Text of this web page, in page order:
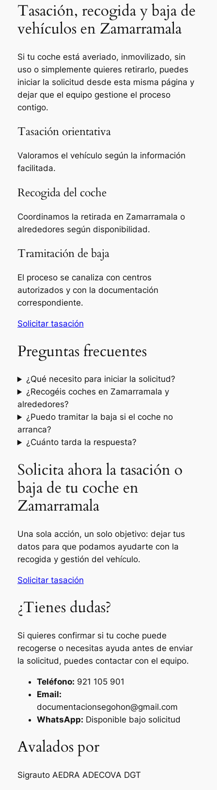
Tasación, recogida y baja de
vehículos en Zamarramala
Si tu coche está averiado, inmovilizado, sin
uso o simplemente quieres retirarlo, puedes
iniciar la solicitud desde esta misma página y
dejar que el equipo gestione el proceso
contigo.
Tasación orientativa
Valoramos el vehículo según la información
facilitada.
Recogida del coche
Coordinamos la retirada en Zamarramala o
alrededores según disponibilidad.
Tramitación de baja
El proceso se canaliza con centros
autorizados y con la documentación
correspondiente.
Solicitar tasación
Preguntas frecuentes
¿Qué necesito para iniciar la solicitud?
¿Recogéis coches en Zamarramala y
alrededores?
¿Puedo tramitar la baja si el coche no
arranca?
¿Cuánto tarda la respuesta?
Solicita ahora la tasación o
baja de tu coche en
Zamarramala
Una sola acción, un solo objetivo: dejar tus
datos para que podamos ayudarte con la
recogida y gestión del vehículo.
Solicitar tasación
¿Tienes dudas?
Si quieres confirmar si tu coche puede
recogerse o necesitas ayuda antes de enviar
la solicitud, puedes contactar con el equipo.
Teléfono: 921 105 901
Email:
documentacionsegohon@gmail.com
WhatsApp: Disponible bajo solicitud
Avalados por
Sigrauto AEDRA ADECOVA DGT